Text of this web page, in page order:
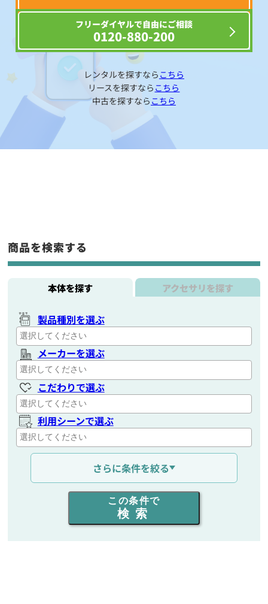
フリーダイヤルで自由にご相談
0120-880-200
レンタルを探すなら こちら
リースを探すなら こちら
中古を探すなら こちら
商品を検索する
本体を探す アクセサリを探す
製品種別を選ぶ
メーカーを選ぶ
こだわりで選ぶ
利用シーンで選ぶ
通信距離を選ぶ
出力を選ぶ
同時通話人数を選ぶ
さらに条件を絞る
この条件で
検索